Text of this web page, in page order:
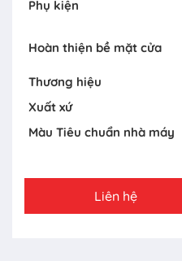
Phụ kiện
Hoàn thiện bề mặt cửa
Thương hiệu
Xuất xứ
Màu Tiêu chuẩn nhà máy
Liên hệ